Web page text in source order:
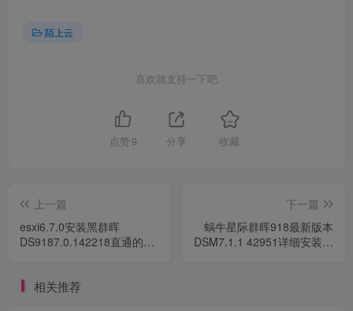
陌上云
喜欢就支持一下吧
点赞 9 分享 收藏
上一篇
esxi6.7.0安装黑群晖
DS9187.0.142218直通的
下一篇
蜗牛星际群晖918最新版本
DSM7.1.1 42951详细安装教
相关推荐